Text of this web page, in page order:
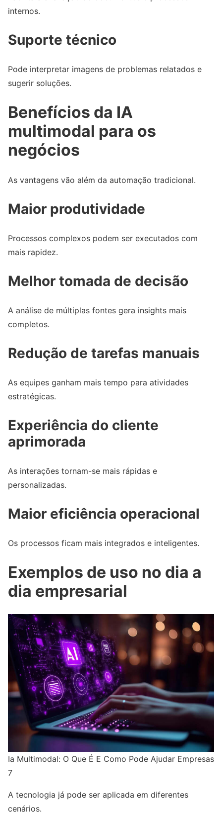
internos.
Suporte técnico
Pode interpretar imagens de problemas relatados e
sugerir soluções.
Benefícios da IA
multimodal para os
negócios
As vantagens vão além da automação tradicional.
Maior produtividade
Processos complexos podem ser executados com
mais rapidez.
Melhor tomada de decisão
A análise de múltiplas fontes gera insights mais
completos.
Redução de tarefas manuais
As equipes ganham mais tempo para atividades
estratégicas.
Experiência do cliente
aprimorada
As interações tornam-se mais rápidas e
personalizadas.
Maior eficiência operacional
Os processos ficam mais integrados e inteligentes.
Exemplos de uso no dia a
dia empresarial
Ia Multimodal: O Que É E Como Pode Ajudar Empresas
7
A tecnologia já pode ser aplicada em diferentes
cenários.